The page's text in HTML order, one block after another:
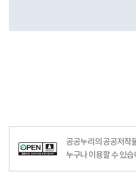
공공누리의 공공저작
누구나 이용할 수 있습